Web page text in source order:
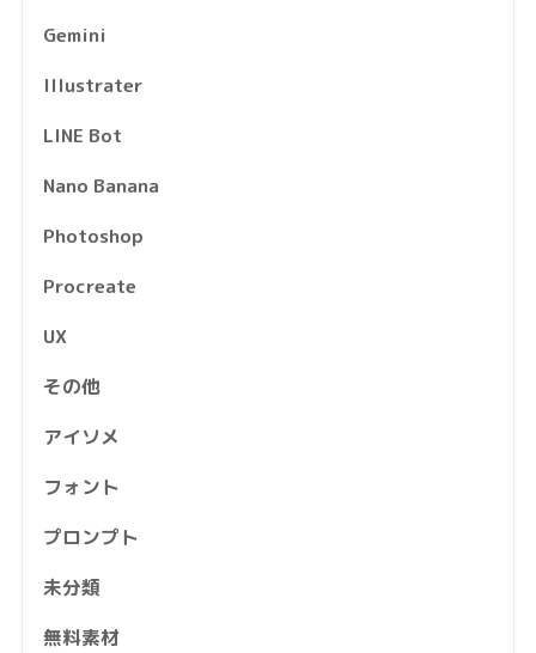
Gemini
Illustrater
LINE Bot
Nano Banana
Photoshop
Procreate
UX
その他
アイソメ
フォント
プロンプト
未分類
無料素材